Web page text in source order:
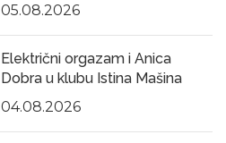
05.08.2026
Električni orgazam i Anica
Dobra u klubu Istina Mašina
04.08.2026